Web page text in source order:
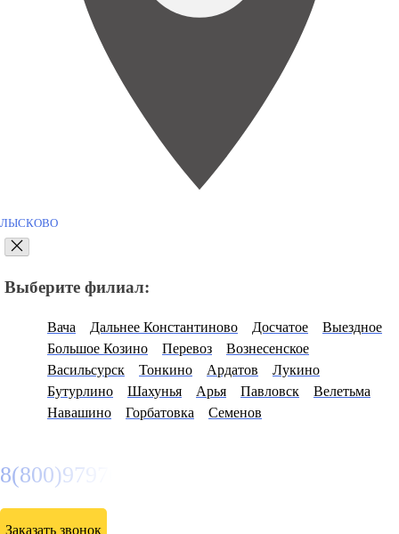
ЛЫСКОВО
Выберите филиал:
Вача Дальнее Константиново Досчатое
Выездное
Большое Козино
Перевоз
Вознесенское
Васильсурск
Тонкино Ардатов
Лукино
Бутурлино
Шахунья Арья Павловск
Велетьма
Навашино
Горбатовка Семенов
8(800)9797043
Заказать звонок